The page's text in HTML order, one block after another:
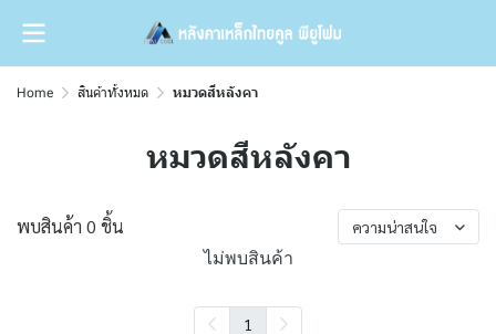
Home สินค้าทั้งหมด หมวดสีหลังคา
หมวดสีหลังคา
พบสินค้า 0 ชิ้น ความน่าสนใจ
ไม่พบสินค้า
1